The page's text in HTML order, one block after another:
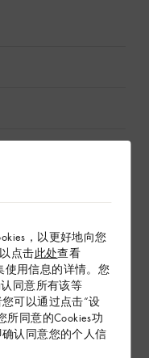
，以更好地向您
点击此处查看
使用信息的详情。您
同意所有该等
可以通过点击“设
所同意的Cookies功
认同意您的个人信